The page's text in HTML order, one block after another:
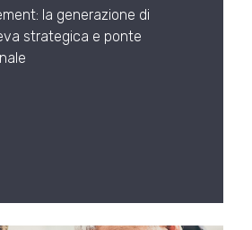
la generazione di
strategica e ponte